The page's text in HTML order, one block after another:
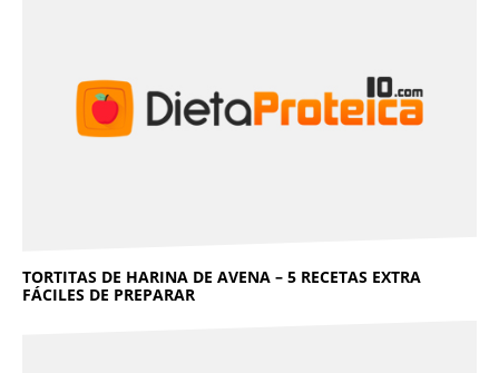
TORTITAS DE HARINA DE AVENA – 5 RECETAS EXTRA
FÁCILES DE PREPARAR